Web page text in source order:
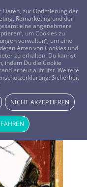
0800-8478266
Daten, zur Optimierung der
Remarketing und der
eine angenehmere
um Cookies zu
verwalten“, um eine
Arten von Cookies und
zu erhalten. Du kannst
indem Du die Cookie
erneut aufrufst. Weitere
Sicherheit
NICHT AKZEPTIEREN